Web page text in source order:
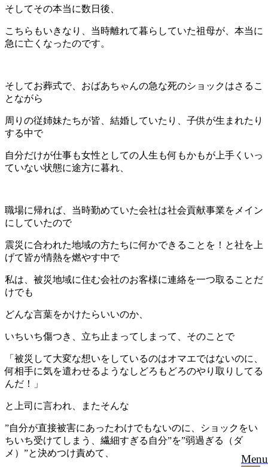
Menu
そしてその本当に数日後、
こちらもいきなり、当時離れて暮らしていた祖母が、本当に
急に亡くなったのです。
そしてお葬式で、おばあちゃんの急な死のショックはさるこ
とながら
周りの従姉妹たちが皆、結婚していたり、子供が生まれたり
する中で
自分だけが仕事も女性としての人生も何もかもが上手くいっ
ていない状態に途方に暮れ、
職場に帰れば、当時勤めていた会社は社会貢献事業をメイン
にしていたので
震災に合われた地域の方たちに何かできることを！と社を上
げて皆が情熱を燃やす中で
私は、被災地域に住む会社のお客様に連絡を一つ取ることだ
けでも
どんな言葉をかけたらいいのか、
いちいち傷つき、立ち止まってしまって、そのことで
「被災して大変な想いをしているのはオマエではないのに、
何相手に気を遣わせるようなしどろもどろのやり取りしてる
んだ！」
と上司に言われ、またそんな
”自分が直接被害にあったわけでもないのに、ショックをい
ちいち受けてしまう、繊細すぎる自分”を”弱過ぎる（ダ
メ）”と決めつけ責めて、